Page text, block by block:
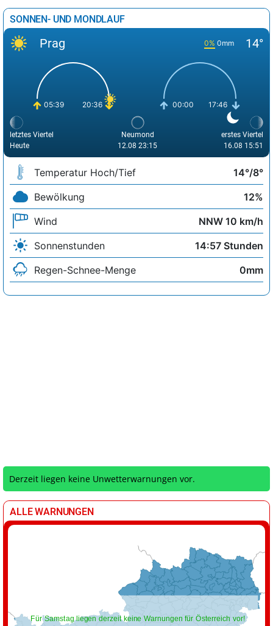
SONNEN- UND MONDLAUF
Prag 0% 0mm 14°
05:39 20:36 00:00 17:46
letztes Viertel
Heute
Neumond
12.08 23:15
erstes Viertel
16.08 15:51
Temperatur Hoch/Tief
14°/8°
Bewölkung
12%
Wind
NNW 10 km/h
Sonnenstunden
14:57 Stunden
Regen-Schnee-Menge
0mm
Derzeit liegen keine Unwetterwarnungen vor.
ALLE WARNUNGEN
Für Samstag liegen derzeit keine Warnungen für Österreich vor!